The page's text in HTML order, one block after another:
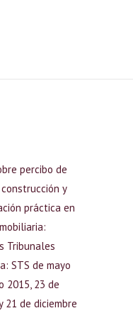
percibo de
y
práctica en
Tribunales
STS de mayo
2015, 23 de
21 de diciembre